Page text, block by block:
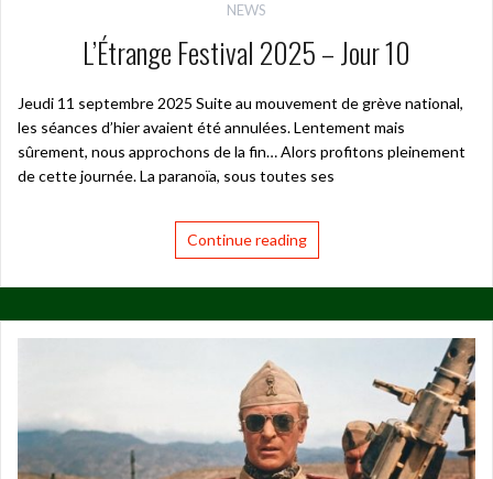
NEWS
L’Étrange Festival 2025 – Jour 10
Jeudi 11 septembre 2025 Suite au mouvement de grève national,
les séances d’hier avaient été annulées. Lentement mais
sûrement, nous approchons de la fin… Alors profitons pleinement
de cette journée. La paranoïa, sous toutes ses
Continue reading